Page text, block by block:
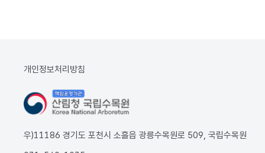
개인정보처리방침
우)11186 경기도 포천시 소흘읍 광릉수목원로 509, 국립수목원